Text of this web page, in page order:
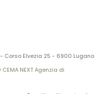
Corso Elvezia 25 - 6900 Lugano
CEMA NEXT Agenzia di